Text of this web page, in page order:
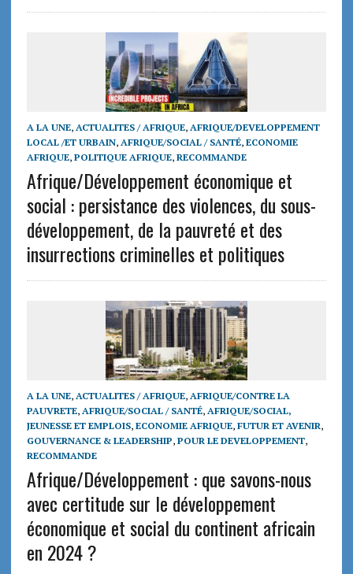
A LA UNE, ACTUALITES / AFRIQUE, AFRIQUE/DEVELOPPEMENT
LOCAL /ET URBAIN, AFRIQUE/SOCIAL / SANTÉ, ECONOMIE
AFRIQUE, POLITIQUE AFRIQUE, RECOMMANDE
Afrique/Développement économique et
social : persistance des violences, du sous-
développement, de la pauvreté et des
insurrections criminelles et politiques
A LA UNE, ACTUALITES / AFRIQUE, AFRIQUE/CONTRE LA
PAUVRETE, AFRIQUE/SOCIAL / SANTÉ, AFRIQUE/SOCIAL,
JEUNESSE ET EMPLOIS, ECONOMIE AFRIQUE, FUTUR ET AVENIR,
GOUVERNANCE & LEADERSHIP, POUR LE DEVELOPPEMENT,
RECOMMANDE
Afrique/Développement : que savons-nous
avec certitude sur le développement
économique et social du continent africain
en 2024 ?